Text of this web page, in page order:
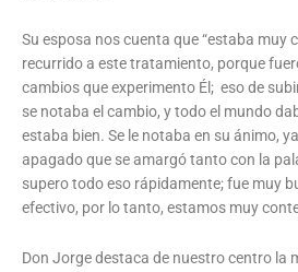
Su esposa nos cuenta que “estaba muy
recurrido a este tratamiento, porque
cambios que experimento Él; eso de
se notaba el cambio, y todo el mundo
estaba bien. Se le notaba en su ánimo,
apagado que se amargó tanto con la
supero todo eso rápidamente; fue muy
efectivo, por lo tanto, estamos muy
Don Jorge destaca de nuestro centro la